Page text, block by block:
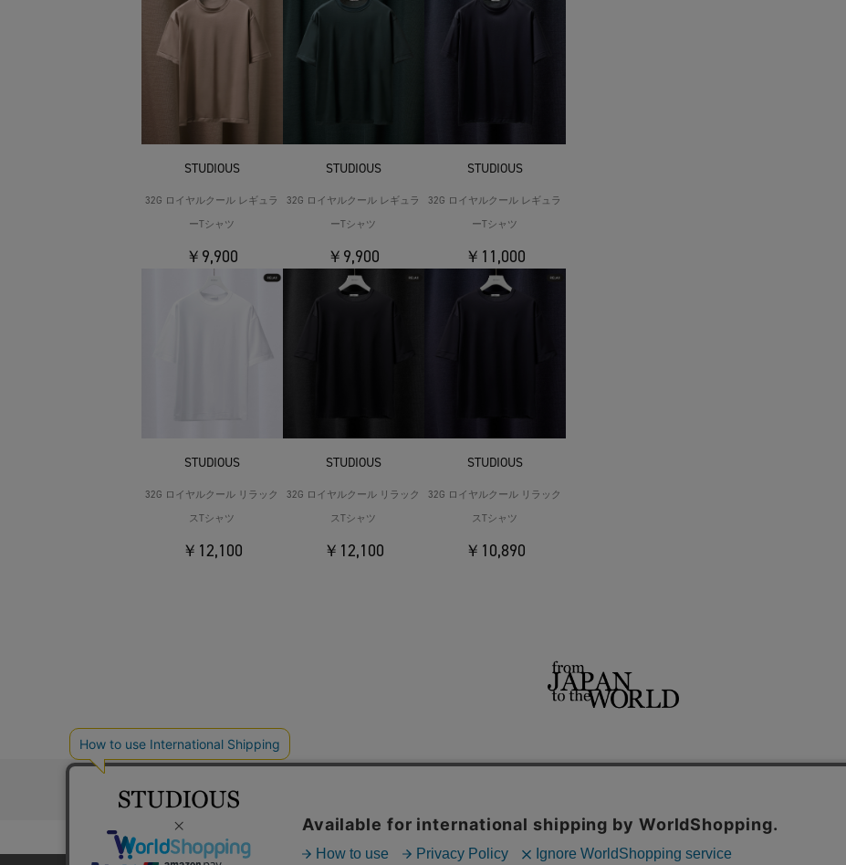
STUDIOUS
32G ロイヤルクール レギュラ
ーTシャツ
￥9,900
STUDIOUS
32G ロイヤルクール レギュラ
ーTシャツ
￥9,900
STUDIOUS
32G ロイヤルクール レギュラ
ーTシャツ
￥11,000
STUDIOUS
32G ロイヤルクール リラック
スTシャツ
￥12,100
STUDIOUS
32G ロイヤルクール リラック
スTシャツ
￥12,100
STUDIOUS
32G ロイヤルクール リラック
スTシャツ
￥10,890
コーポレートサイト 採用サイト THE TOKYO CONZ UNITED TOKYO PUBLIC TOKYO